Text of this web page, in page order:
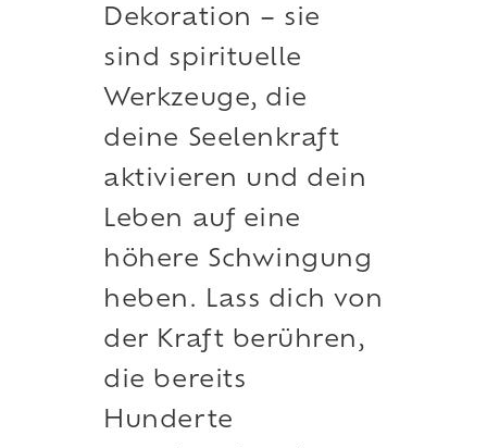
Dekoration – sie
sind spirituelle
Werkzeuge, die
deine Seelenkraft
aktivieren und dein
Leben auf eine
höhere Schwingung
heben. Lass dich von
der Kraft berühren,
die bereits
Hunderte